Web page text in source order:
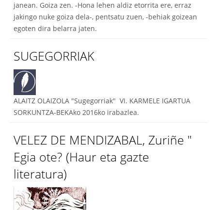
janean. Goiza zen. -Hona lehen aldiz etorrita ere, erraz
jakingo nuke goiza dela-, pentsatu zuen, -behiak goizean
egoten dira belarra jaten.
SUGEGORRIAK
ALAITZ OLAIZOLA "Sugegorriak" VI. KARMELE IGARTUA
SORKUNTZA-BEKAko 2016ko irabazlea.
VELEZ DE MENDIZABAL, Zuriñe "
Egia ote? (Haur eta gazte
literatura)